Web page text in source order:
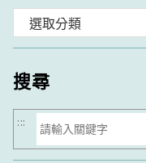
類
搜尋
搜
尋
:::